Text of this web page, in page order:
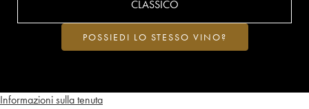
Informazioni sulla tenuta
CLASSICO
POSSIEDI LO STESSO VINO?